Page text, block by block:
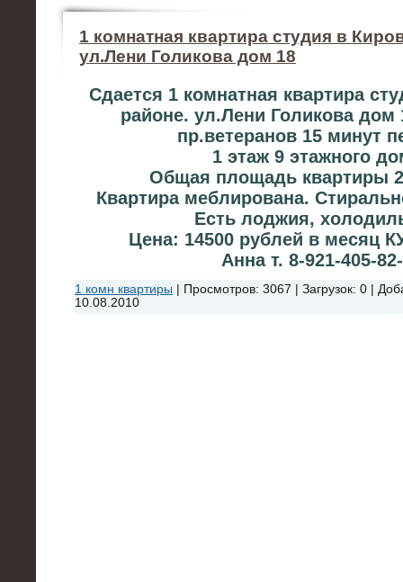
1 комнатная квартира студия в
ул.Лени Голикова дом 18
Сдается 1 комнатная квартира
районе. ул.Лени Голикова дом
пр.ветеранов 15 минут
1 этаж 9 этажного
Общая площадь квартиры
Квартира меблирована.
Есть лоджия,
Цена: 14500 рублей в месяц
Анна т. 8-921-405-
1 комн квартиры Просмотров: 3067 Загрузок: 0
10.08.2010